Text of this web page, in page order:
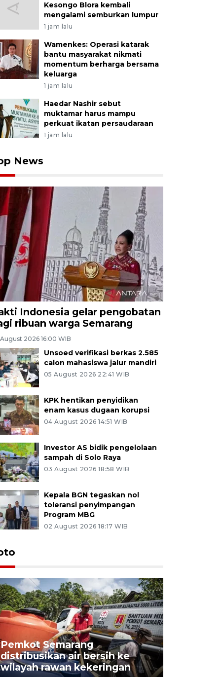
Kesongo Blora kembali
mengalami semburkan lumpur
1 jam lalu
Wamenkes: Operasi katarak
bantu masyarakat nikmati
momentum berharga bersama
keluarga
1 jam lalu
Haedar Nashir sebut
muktamar harus mampu
perkuat ikatan persaudaraan
1 jam lalu
News
Indonesia gelar pengobatan
ribuan warga Semarang
2026 16:00 WIB
Unsoed verifikasi berkas 2.585
calon mahasiswa jalur mandiri
05 August 2026 22:41 WIB
KPK hentikan penyidikan
enam kasus dugaan korupsi
04 August 2026 14:51 WIB
Investor AS bidik pengelolaan
sampah di Solo Raya
03 August 2026 18:58 WIB
Kepala BGN tegaskan nol
toleransi penyimpangan
Program MBG
02 August 2026 18:17 WIB
Pemkot Semarang
distribusikan air bersih ke
wilayah rawan kekeringan